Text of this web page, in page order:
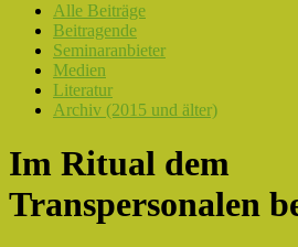
Liebe,
Eros
Tantra
Alle Beiträge
Beitragende
Seminaranbieter
Medien
Literatur
Archiv (2015 und älter)
Im Ritual dem
Transpersonalen